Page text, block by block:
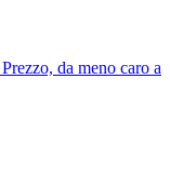
Prezzo, da meno caro a